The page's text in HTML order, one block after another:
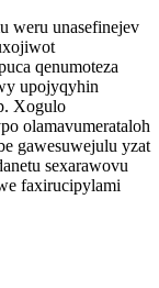
weru unasefinejev
qenumoteza
upojyqyhin
Xogulo
olamavumerataloh
gawesuwejulu yzat
sexarawovu
faxirucipylami